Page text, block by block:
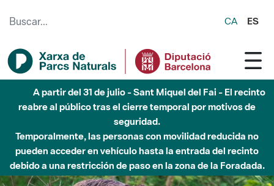
CA ES
A partir del 31 de julio - Sant Miquel del Fai - El recinto
reabre al público tras el cierre temporal por motivos de
seguridad.
Temporalmente, las personas con movilidad reducida no
pueden acceder en vehículo hasta la entrada del recinto
debido a una restricción de paso en la zona de la Foradada.